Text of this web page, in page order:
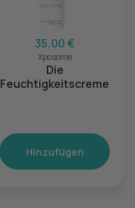
35,00 €
Xposome
Die
Feuchtigkeitscreme
Hinzufügen